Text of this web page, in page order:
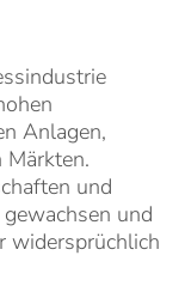
Anlagen,
und
und
widersprüchlich